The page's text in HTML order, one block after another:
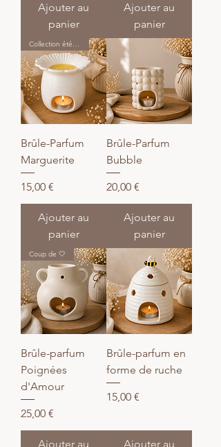
Ajouter au
panier
Ajouter au
panier
Collection été 🌻
Brûle-Parfum
Marguerite
Prix
15,00 €
Ajouter au
panier
Brûle-Parfum
Bubble
Prix
20,00 €
Ajouter au
panier
Coup de 🤍
Brûle-parfum
Poignées
d'Amour
Prix
25,00 €
Ajouter au
Brûle-parfum en
forme de ruche
Prix
15,00 €
Ajouter au